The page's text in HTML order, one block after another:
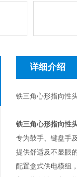
详细介绍
铁三角心形指向性
铁三角心形指向性
专为鼓手、键盘手
提供舒适及不显眼
配置盒式供电模组